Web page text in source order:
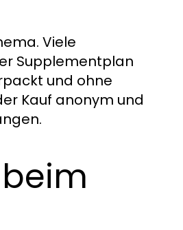
Viele
Supplementplan
und ohne
Kauf anonym und